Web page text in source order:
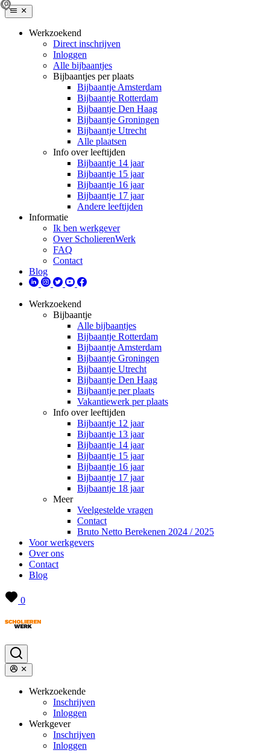
Werkzoekend
Direct inschrijven
Inloggen
Alle bijbaantjes
Bijbaantjes per plaats
Bijbaantje Amsterdam
Bijbaantje Rotterdam
Bijbaantje Den Haag
Bijbaantje Groningen
Bijbaantje Utrecht
Alle plaatsen
Info over leeftijden
Bijbaantje 14 jaar
Bijbaantje 15 jaar
Bijbaantje 16 jaar
Bijbaantje 17 jaar
Andere leeftijden
Informatie
Ik ben werkgever
Over ScholierenWerk
FAQ
Contact
Blog
Werkzoekend
Bijbaantje
Alle bijbaantjes
Bijbaantje Rotterdam
Bijbaantje Amsterdam
Bijbaantje Groningen
Bijbaantje Utrecht
Bijbaantje Den Haag
Bijbaantje per plaats
Vakantiewerk per plaats
Info over leeftijden
Bijbaantje 12 jaar
Bijbaantje 13 jaar
Bijbaantje 14 jaar
Bijbaantje 15 jaar
Bijbaantje 16 jaar
Bijbaantje 17 jaar
Bijbaantje 18 jaar
Meer
Veelgestelde vragen
Contact
Bruto Netto Berekenen 2024 / 2025
Voor werkgevers
Over ons
Contact
Blog
0
Werkzoekende
Inschrijven
Inloggen
Werkgever
Inschrijven
Inloggen